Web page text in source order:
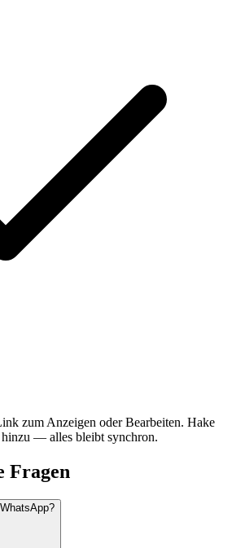
zum Anzeigen oder Bearbeiten. Hake
— alles bleibt synchron.
Fragen